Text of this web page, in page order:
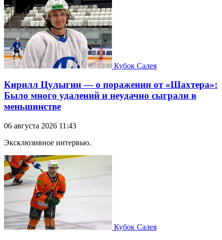
Кубок Салея
Кирилл Цулыгин — о поражении от «Шахтера»:
Было много удалений и неудачно сыграли в
меньшинстве
06 августа 2026 11:43
Эксклюзивное интервью.
Кубок Салея